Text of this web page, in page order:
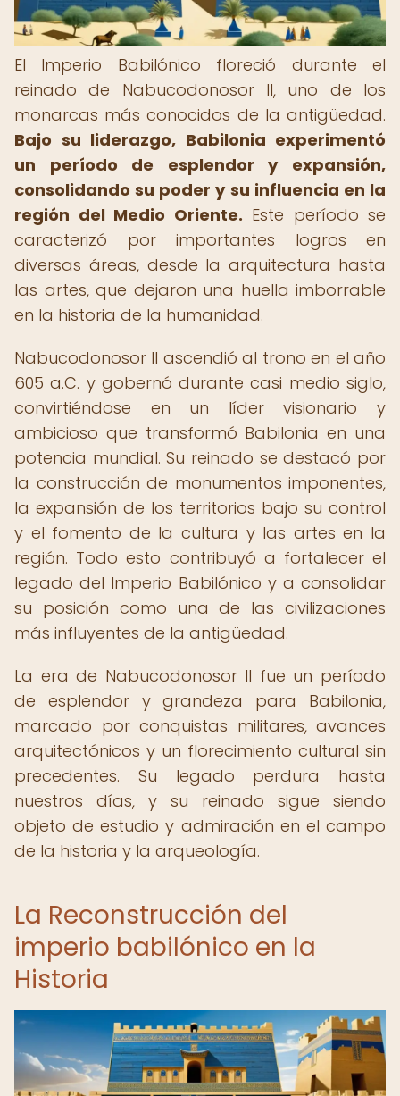
El Imperio Babilónico floreció durante el
reinado de Nabucodonosor II, uno de los
monarcas más conocidos de la antigüedad.
Bajo su liderazgo, Babilonia experimentó
un período de esplendor y expansión,
consolidando su poder y su influencia en la
región del Medio Oriente. Este período se
caracterizó por importantes logros en
diversas áreas, desde la arquitectura hasta
las artes, que dejaron una huella imborrable
en la historia de la humanidad.
Nabucodonosor II ascendió al trono en el año
605 a.C. y gobernó durante casi medio siglo,
convirtiéndose en un líder visionario y
ambicioso que transformó Babilonia en una
potencia mundial. Su reinado se destacó por
la construcción de monumentos imponentes,
la expansión de los territorios bajo su control
y el fomento de la cultura y las artes en la
región. Todo esto contribuyó a fortalecer el
legado del Imperio Babilónico y a consolidar
su posición como una de las civilizaciones
más influyentes de la antigüedad.
La era de Nabucodonosor II fue un período
de esplendor y grandeza para Babilonia,
marcado por conquistas militares, avances
arquitectónicos y un florecimiento cultural sin
precedentes. Su legado perdura hasta
nuestros días, y su reinado sigue siendo
objeto de estudio y admiración en el campo
de la historia y la arqueología.
La Reconstrucción del
imperio babilónico en la
Historia